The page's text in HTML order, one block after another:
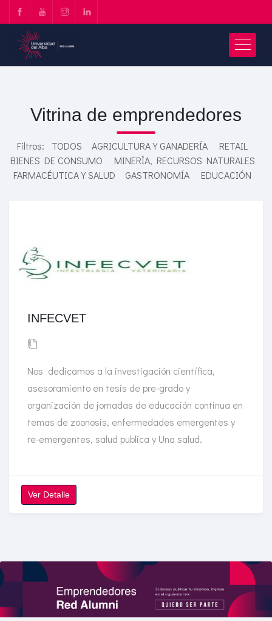
Vitrina de emprendedores
Filtros: TODOS AGRICULTURA Y GANADERÍA
RETAIL
BIENES DE CONSUMO
MINERÍA, RECURSOS NATURALES
FARMACÉUTICA Y SALUD
GASTRONOMÍA EDUCACIÓN
INFECVET
Nos dedicamos a la investigación científica,
asesoramiento en tesis de pre-grado y
organización de jornadas de educación continua en
temas de zoonosis, enfermedades emergentes y
re-emergentes, salud publica y Una salud.
Ver Detalle